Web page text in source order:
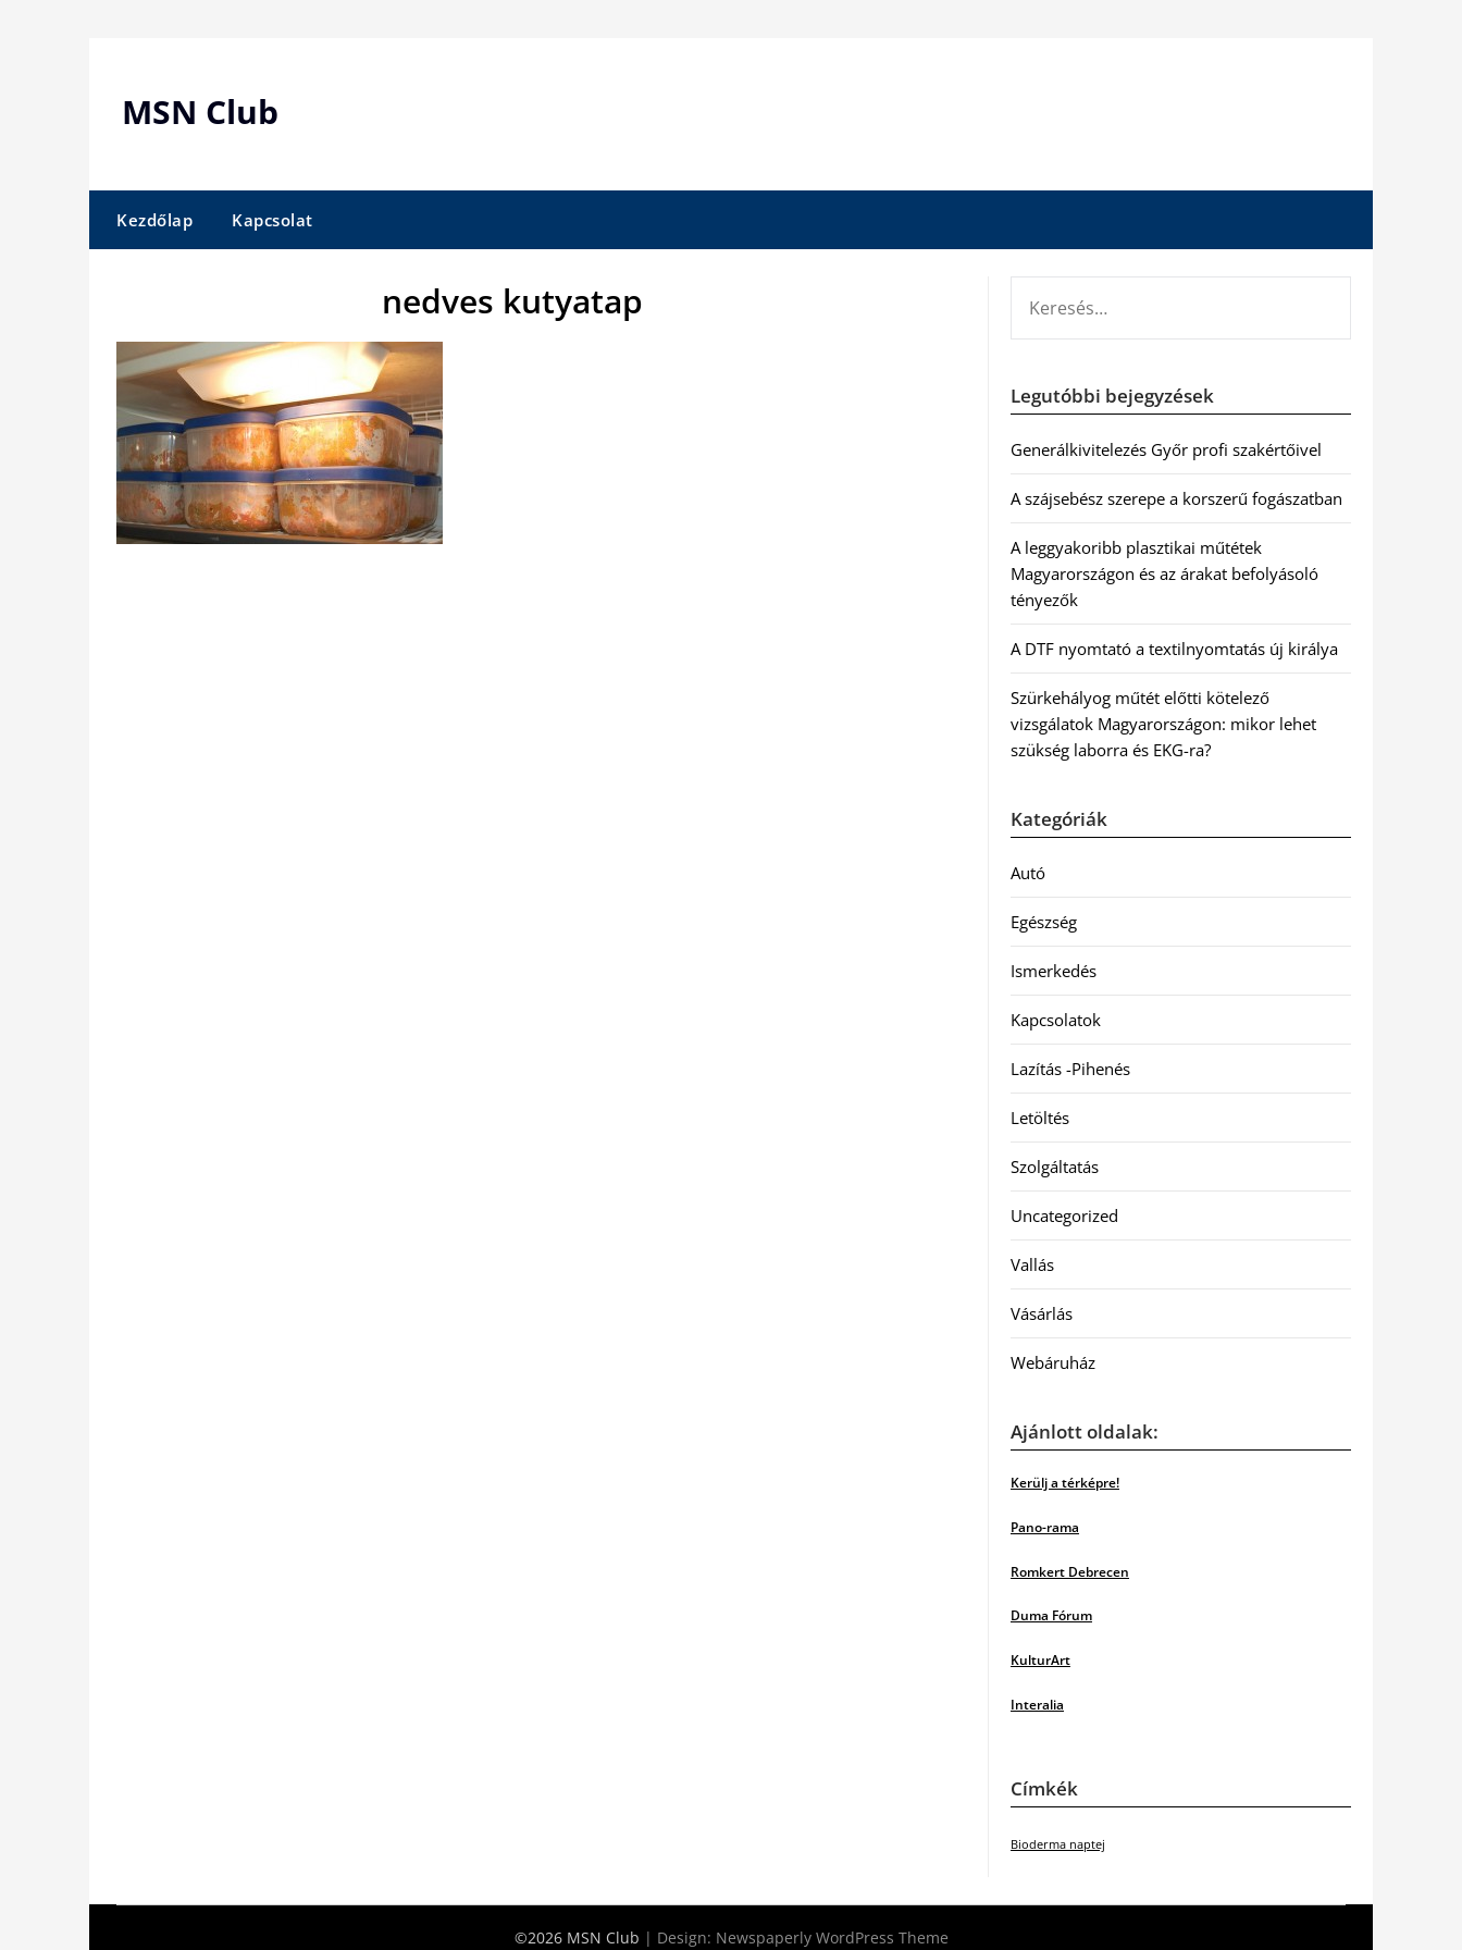
MSN Club
Kezdőlap Kapcsolat
nedves kutyatap
Legutóbbi bejegyzések
Generálkivitelezés Győr profi szakértőivel
A szájsebész szerepe a korszerű fogászatban
A leggyakoribb plasztikai műtétek
Magyarországon és az árakat befolyásoló
tényezők
A DTF nyomtató a textilnyomtatás új királya
Szürkehályog műtét előtti kötelező
vizsgálatok Magyarországon: mikor lehet
szükség laborra és EKG-ra?
Kategóriák
Autó
Egészség
Ismerkedés
Kapcsolatok
Lazítás -Pihenés
Letöltés
Szolgáltatás
Uncategorized
Vallás
Vásárlás
Webáruház
Ajánlott oldalak:
Kerülj a térképre!
Pano-rama
Romkert Debrecen
Duma Fórum
KulturArt
Interalia
Címkék
Bioderma naptej
©2026 MSN Club | Design: Newspaperly WordPress Theme